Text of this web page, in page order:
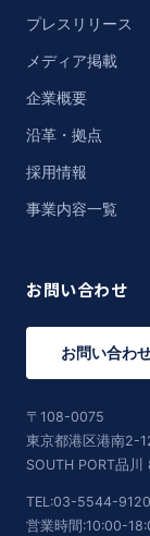
プレスリリース
メディア掲載
企業概要
沿革・拠点
採用情報
事業内容一覧
お問い合わせ
お問い合わ
〒108-0075
東京都港区港南2-
SOUTH PORT品川
TEL:03-5544-
営業時間:10:00-